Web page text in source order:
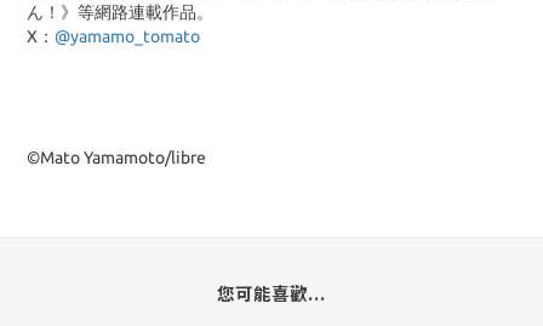
ん！》等網路連載作品。
X： @yamamo_tomato
©Mato Yamamoto/libre
您可能喜歡...